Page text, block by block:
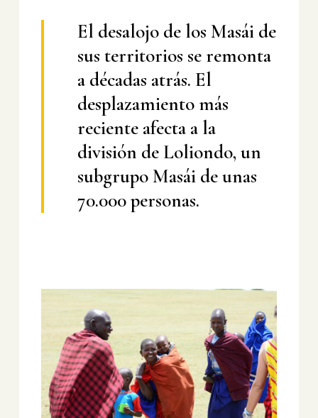
El desalojo de los Masái de
sus territorios se remonta
a décadas atrás. El
desplazamiento más
reciente afecta a la
división de Loliondo, un
subgrupo Masái de unas
70.000 personas.